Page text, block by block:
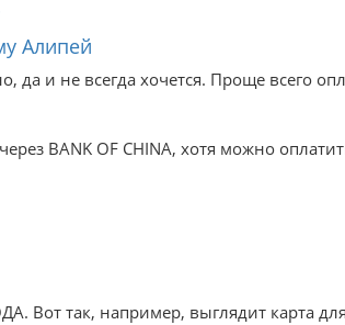
Алипей
да и не всегда хочется. Проще всего
BANK OF CHINA, хотя можно
Вот так, например, выглядит карта